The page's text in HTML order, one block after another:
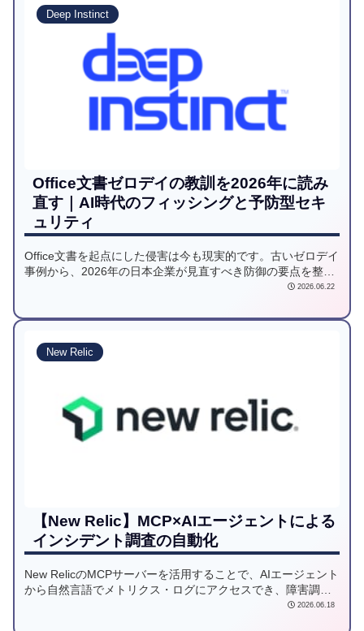
Deep Instinct
Office文書ゼロデイの教訓を2026年に読み
直す｜AI時代のフィッシングと予防型セキ
ュリティ
Office文書を起点にした侵害は今も現実的です。古いゼロデイ
事例から、2026年の日本企業が見直すべき防御の要点を整理
2026.06.22
New Relic
【New Relic】MCP×AIエージェントによる
インシデント調査の自動化
New RelicのMCPサーバーを活用することで、AIエージェント
から自然言語でメトリクス・ログにアクセスでき、障害調査
の効率化が実現できます。MCPの概要からClaude Codeでの
2026.06.18